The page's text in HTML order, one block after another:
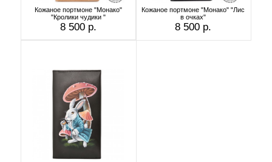
Кожаное портмоне "Монако"
"Кролики чудики "
8 500 р.
Кожаное портмоне "Монако" "Лис
в очках"
8 500 р.